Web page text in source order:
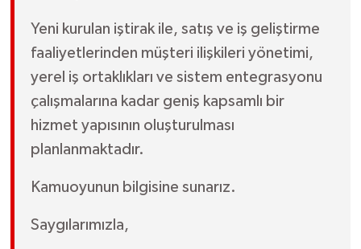
Yeni kurulan iştirak ile, satış ve iş geliştirme
faaliyetlerinden müşteri ilişkileri yönetimi,
yerel iş ortaklıkları ve sistem entegrasyonu
çalışmalarına kadar geniş kapsamlı bir
hizmet yapısının oluşturulması
planlanmaktadır.
Kamuoyunun bilgisine sunarız.
Saygılarımızla,